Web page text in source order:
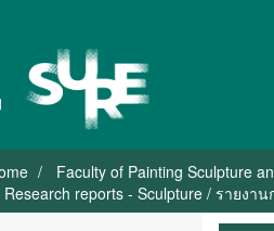
Faculty of Painting Sculpture
Research reports - Sculpture / รายงา